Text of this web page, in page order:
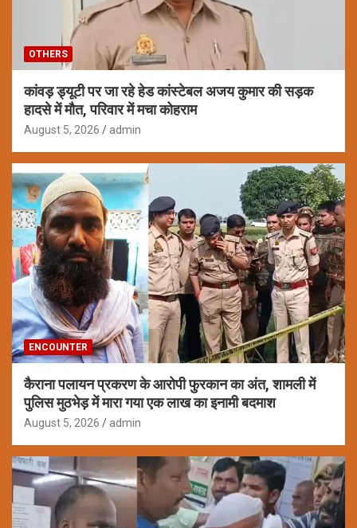
OTHERS
कांवड़ ड्यूटी पर जा रहे हेड कांस्टेबल अजय कुमार की सड़क
हादसे में मौत, परिवार में मचा कोहराम
August 5, 2026 admin
ENCOUNTER
कैराना पलायन प्रकरण के आरोपी फुरकान का अंत, शामली में
पुलिस मुठभेड़ में मारा गया एक लाख का इनामी बदमाश
August 5, 2026 admin